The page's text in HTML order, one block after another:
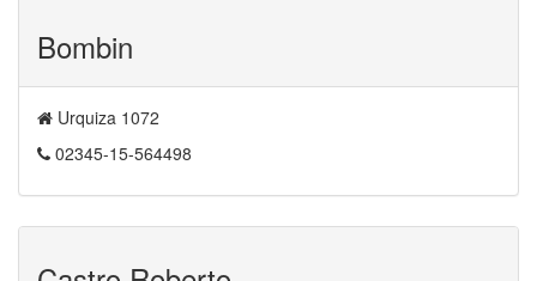
Bombin
Urquiza 1072
02345-15-564498